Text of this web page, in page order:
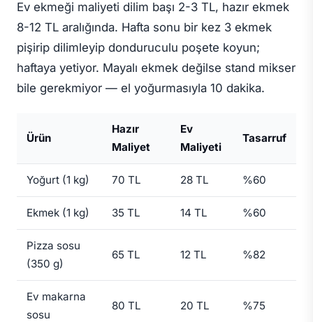
Ev ekmeği maliyeti dilim başı 2-3 TL, hazır ekmek
8-12 TL aralığında. Hafta sonu bir kez 3 ekmek
pişirip dilimleyip donduruculu poşete koyun;
haftaya yetiyor. Mayalı ekmek değilse stand mikser
bile gerekmiyor — el yoğurmasıyla 10 dakika.
Ürün
Hazır
Maliyet
Ev
Maliyeti
Tasarruf
Yoğurt (1 kg) 70 TL 28 TL %60
Ekmek (1 kg) 35 TL 14 TL %60
Pizza sosu
(350 g)
65 TL 12 TL %82
Ev makarna
sosu
80 TL 20 TL %75